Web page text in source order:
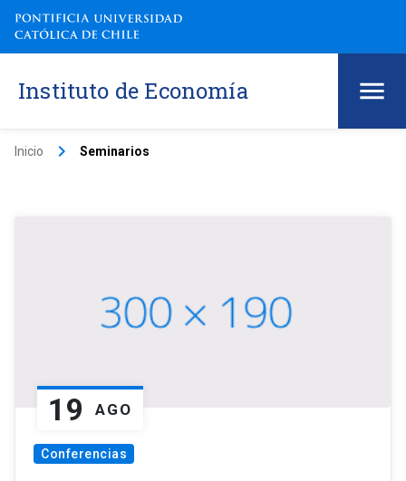
Instituto de Economía
Inicio keyboard_arrow_right Seminarios
19 AGO
Conferencias